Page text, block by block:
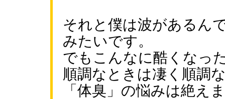
それと僕は波があるん
みたいです。
でもこんなに酷くなっ
順調なときは凄く順調
「体臭」の悩みは絶え